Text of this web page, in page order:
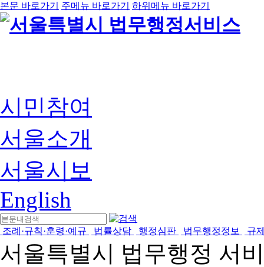
본문 바로가기 주메뉴 바로가기 하위메뉴 바로가기
시민참여
서울소개
서울시보
English
조례·규칙·훈령·예규 법률상담 행정심판 법무행정정보 규
서울특별시 법무행정 서